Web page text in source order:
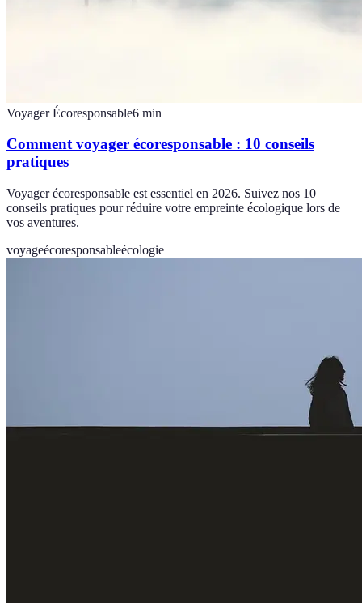
Voyager Écoresponsable6 min
Comment voyager écoresponsable : 10 conseils
pratiques
Voyager écoresponsable est essentiel en 2026. Suivez nos 10
conseils pratiques pour réduire votre empreinte écologique lors de
vos aventures.
voyageécoresponsableécologie